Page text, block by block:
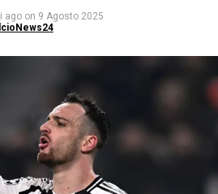
ago on 9 Agosto 2025